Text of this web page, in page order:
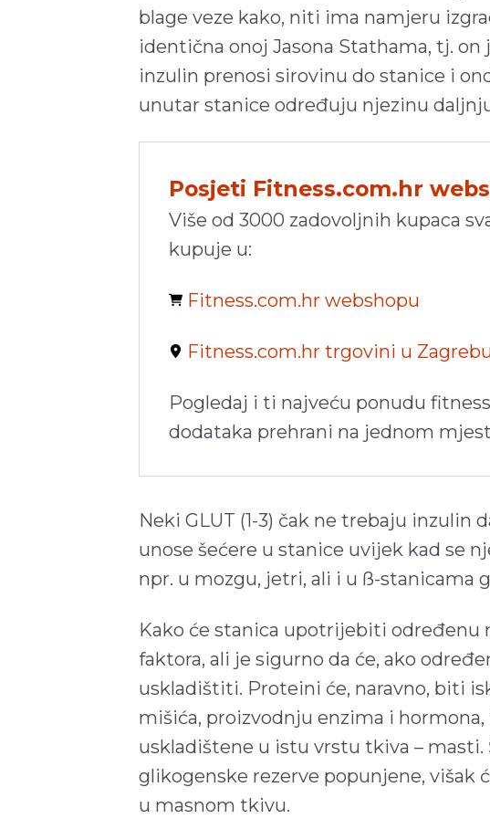
blage veze kako, niti ima namjeru
identična onoj Jasona Stathama, tj. on
inzulin prenosi sirovinu do stanice i
unutar stanice određuju njezinu
Posjeti Fitness.com.hr
Više od 3000 zadovoljnih kupaca
kupuje u:
Fitness.com.hr webshopu
Fitness.com.hr trgovini u
Pogledaj i ti najveću ponudu
dodataka prehrani na jednom
Neki GLUT (1-3) čak ne trebaju inzulin
unose šećere u stanice uvijek kad se
npr. u mozgu, jetri, ali i u ß-stanicama
Kako će stanica upotrijebiti određenu
faktora, ali je sigurno da će, ako
uskladištiti. Proteini će, naravno, biti
mišića, proizvodnju enzima i
uskladištene u istu vrstu tkiva –
glikogenske rezerve popunjene,
u masnom tkivu.